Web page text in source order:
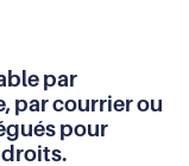
par
par courrier ou
pour
droits.